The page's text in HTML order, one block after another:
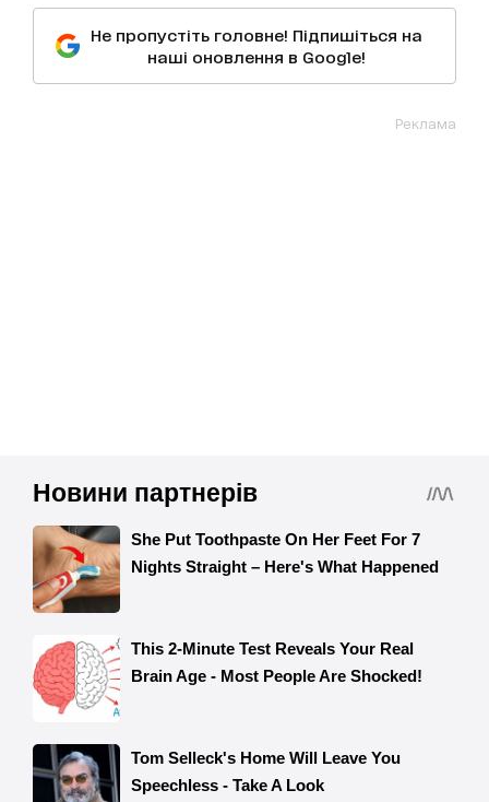
Не пропустіть головне! Підпишіться на
наші оновлення в Google!
Реклама